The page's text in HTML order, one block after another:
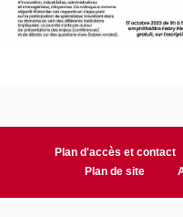
Plan d'accès et contact
Plan de site